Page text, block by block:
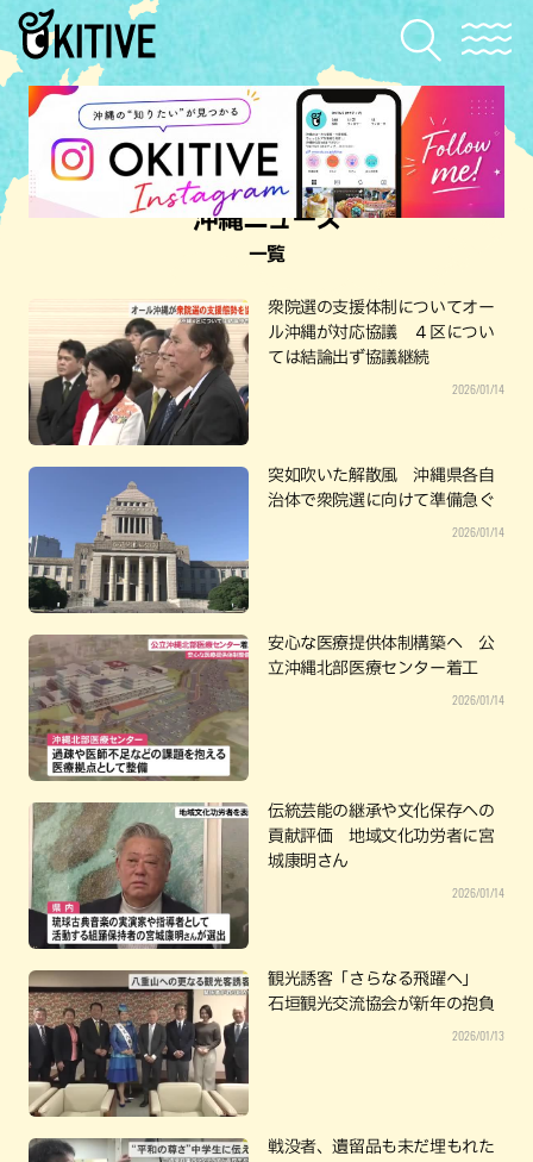
沖縄ニュース
一覧
衆院選の支援体制についてオー
ル沖縄が対応協議 ４区につい
ては結論出ず協議継続
2026/01/14
突如吹いた解散風 沖縄県各自
治体で衆院選に向けて準備急ぐ
2026/01/14
安心な医療提供体制構築へ 公
立沖縄北部医療センター着工
2026/01/14
伝統芸能の継承や文化保存への
貢献評価 地域文化功労者に宮
城康明さん
2026/01/14
観光誘客「さらなる飛躍へ」
石垣観光交流協会が新年の抱負
2026/01/13
戦没者、遺留品も未だ埋もれた